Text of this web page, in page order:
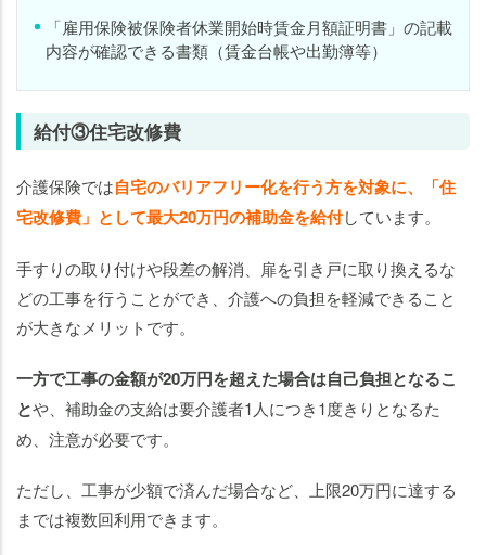
「雇用保険被保険者休業開始時賃金月額証明書」の記載
内容が確認できる書類（賃金台帳や出勤簿等）
給付③住宅改修費
介護保険では自宅のバリアフリー化を行う方を対象に、「住
宅改修費」として最大20万円の補助金を給付しています。
手すりの取り付けや段差の解消、扉を引き戸に取り換えるな
どの工事を行うことができ、介護への負担を軽減できること
が大きなメリットです。
一方で工事の金額が20万円を超えた場合は自己負担となるこ
とや、補助金の支給は要介護者1人につき1度きりとなるた
め、注意が必要です。
ただし、工事が少額で済んだ場合など、上限20万円に達する
までは複数回利用できます。